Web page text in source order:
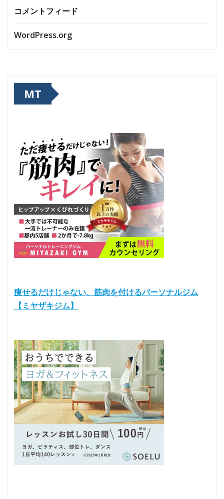
コメントフィード
WordPress.org
MT
痩せるだけじゃない、筋肉を付けるパーソナルジム
【ミヤザキジム】